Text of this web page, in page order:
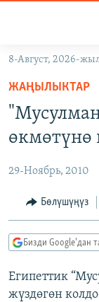
Навигацияга
өтүңүз
Издөөгө
салыңыз
КЫРГЫЗСТАН
КЫРГЫЗСТАН
ЭКОНОМИКА
МАДАНИЯТ
ДҮЙНӨ
БОРБОР АЗИЯ
УКРАИНА
АТАЙЫН
ТВ
ЭКСПЕРТТЕР
БИЗ ЖАНА ДҮЙНӨ
ӨЗГӨЧӨ ПИКИР
Русский
8-Август, 2026-
ЖАҢЫЛЫКТАР
өкмөтүнө
29-Ноябрь, 2010
Бөлүшүңүз
Бизди Google'дан
Египеттик
жүздөгөн